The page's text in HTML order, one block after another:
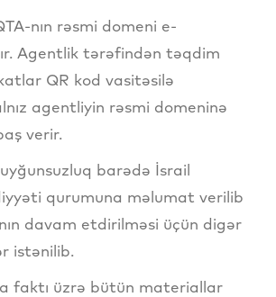
nın rəsmi domeni e-
Agentlik tərəfindən təqdim
QR kod vasitəsilə
agentliyin rəsmi domeninə
verir.
barədə İsrail
qurumuna məlumat verilib
davam etdirilməsi üçün digər
istənilib.
faktı üzrə bütün materiallar